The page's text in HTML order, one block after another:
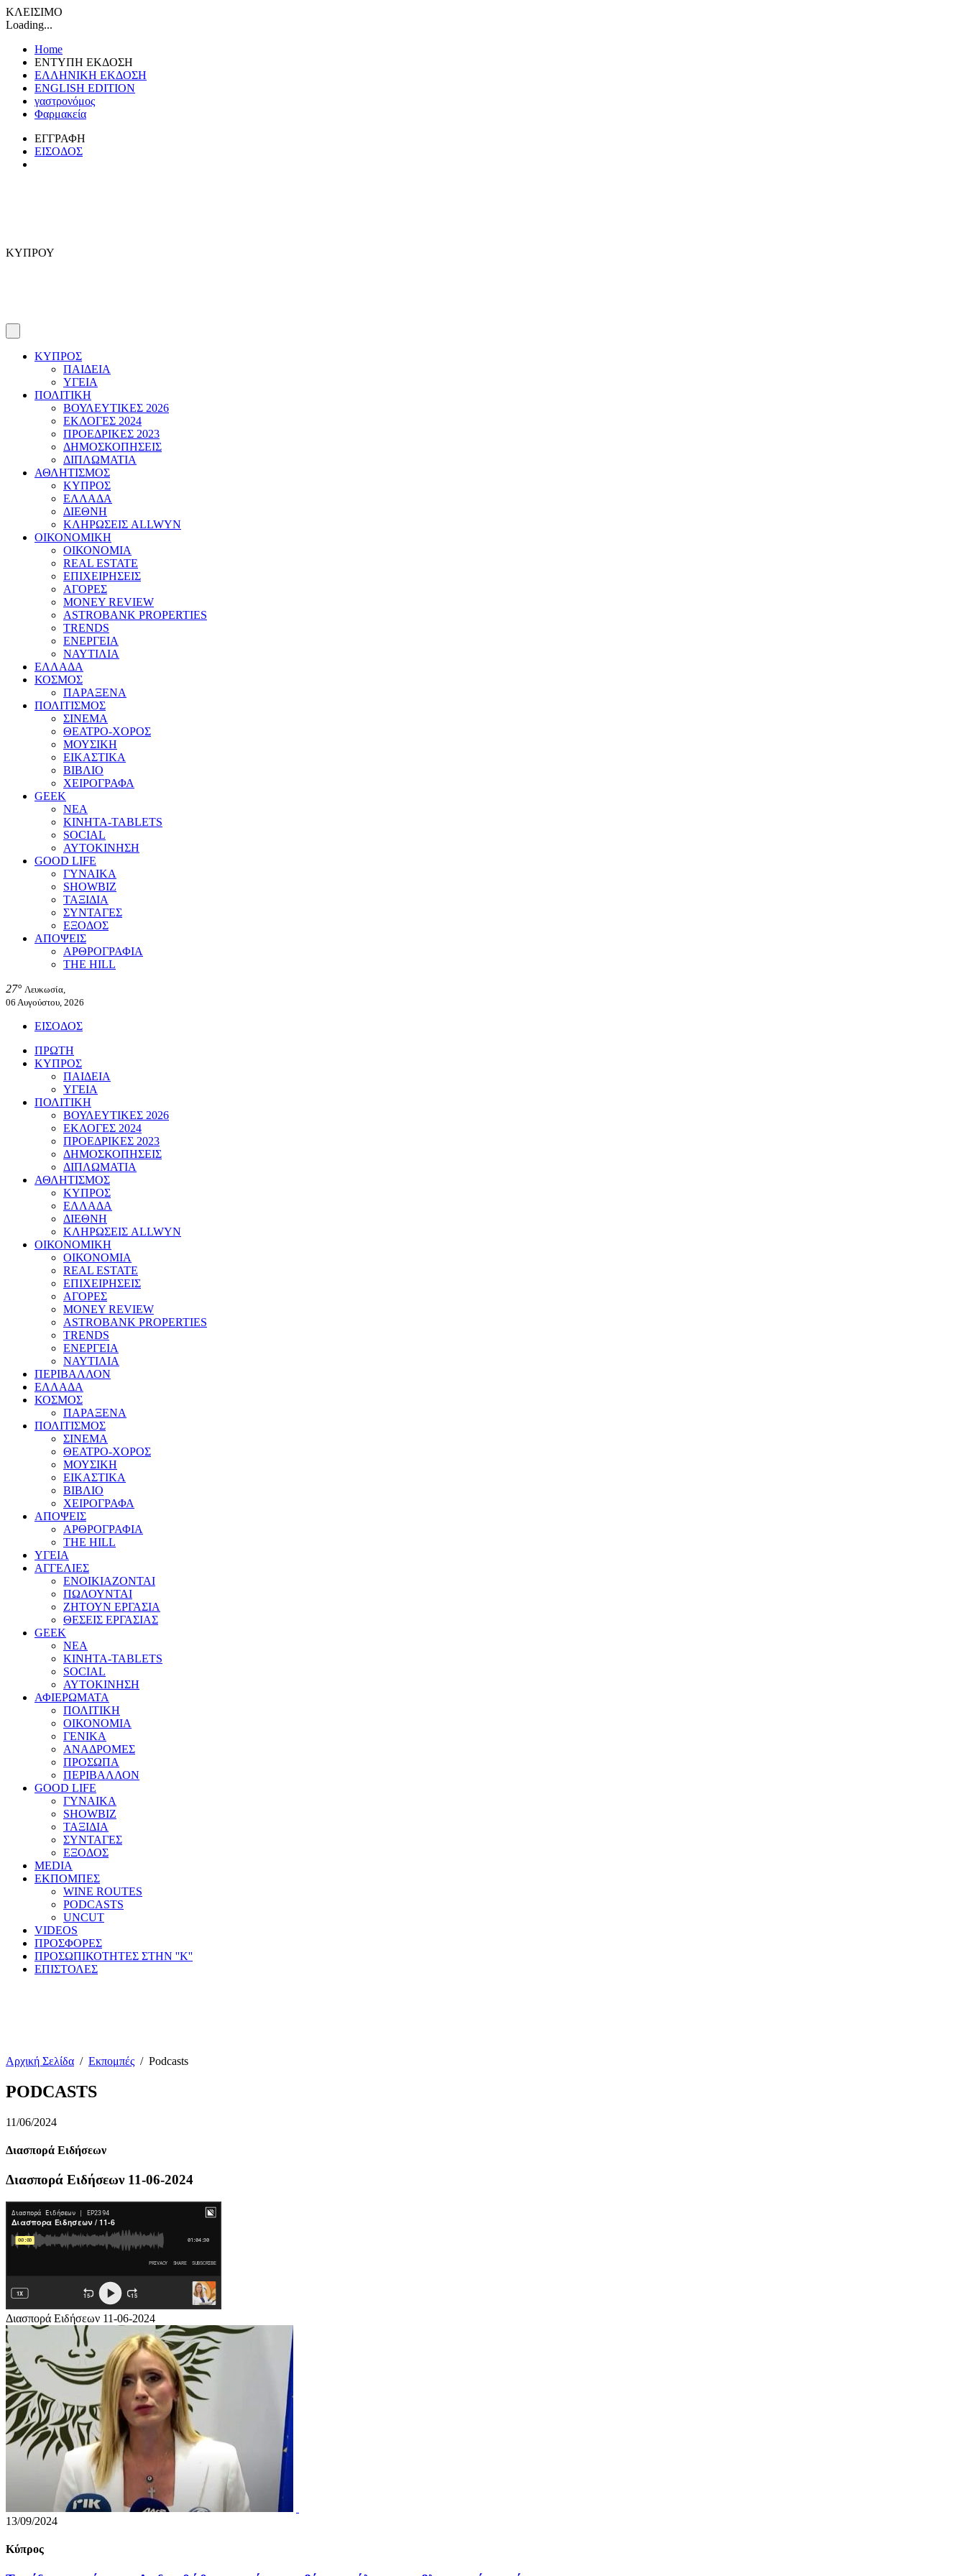
ΚΛΕΙΣΙΜΟ
Loading...
Home
ΕΝΤΥΠΗ ΕΚΔΟΣΗ
ΕΛΛΗΝΙΚΗ ΕΚΔΟΣΗ
ENGLISH EDITION
γαστρονόμος
Φαρμακεία
ΕΓΓΡΑΦΗ
ΕΙΣΟΔΟΣ
ΚΥΠΡΟΥ
ΚΥΠΡΟΣ
ΠΑΙΔΕΙΑ
ΥΓΕΙΑ
ΠΟΛΙΤΙΚΗ
ΒΟΥΛΕΥΤΙΚΕΣ 2026
ΕΚΛΟΓΕΣ 2024
ΠΡΟΕΔΡΙΚΕΣ 2023
ΔΗΜΟΣΚΟΠΗΣΕΙΣ
ΔΙΠΛΩΜΑΤΙΑ
ΑΘΛΗΤΙΣΜΟΣ
ΚΥΠΡΟΣ
ΕΛΛΑΔΑ
ΔΙΕΘΝΗ
ΚΛΗΡΩΣΕΙΣ ALLWYN
ΟΙΚΟΝΟΜΙΚΗ
ΟΙΚΟΝΟΜΙΑ
REAL ESTATE
ΕΠΙΧΕΙΡΗΣΕΙΣ
ΑΓΟΡΕΣ
MONEY REVIEW
ASTROBANK PROPERTIES
TRENDS
ΕΝΕΡΓΕΙΑ
ΝΑΥΤΙΛΙΑ
ΕΛΛΑΔΑ
ΚΟΣΜΟΣ
ΠΑΡΑΞΕΝΑ
ΠΟΛΙΤΙΣΜΟΣ
ΣΙΝΕΜΑ
ΘΕΑΤΡΟ-ΧΟΡΟΣ
ΜΟΥΣΙΚΗ
ΕΙΚΑΣΤΙΚΑ
ΒΙΒΛΙΟ
ΧΕΙΡΟΓΡΑΦΑ
GEEK
ΝΕΑ
ΚΙΝΗΤΑ-TABLETS
SOCIAL
ΑΥΤΟΚΙΝΗΣΗ
GOOD LIFE
ΓΥΝΑΙΚΑ
SHOWBIZ
ΤΑΞΙΔΙΑ
ΣΥΝΤΑΓΕΣ
ΕΞΟΔΟΣ
ΑΠΟΨΕΙΣ
ΑΡΘΡΟΓΡΑΦΙΑ
THE HILL
27° Λευκωσία,
06 Αυγούστου, 2026
ΕΙΣΟΔΟΣ
ΠΡΩΤΗ
ΚΥΠΡΟΣ
ΠΑΙΔΕΙΑ
ΥΓΕΙΑ
ΠΟΛΙΤΙΚΗ
ΒΟΥΛΕΥΤΙΚΕΣ 2026
ΕΚΛΟΓΕΣ 2024
ΠΡΟΕΔΡΙΚΕΣ 2023
ΔΗΜΟΣΚΟΠΗΣΕΙΣ
ΔΙΠΛΩΜΑΤΙΑ
ΑΘΛΗΤΙΣΜΟΣ
ΚΥΠΡΟΣ
ΕΛΛΑΔΑ
ΔΙΕΘΝΗ
ΚΛΗΡΩΣΕΙΣ ALLWYN
ΟΙΚΟΝΟΜΙΚΗ
ΟΙΚΟΝΟΜΙΑ
REAL ESTATE
ΕΠΙΧΕΙΡΗΣΕΙΣ
ΑΓΟΡΕΣ
MONEY REVIEW
ASTROBANK PROPERTIES
TRENDS
ΕΝΕΡΓΕΙΑ
ΝΑΥΤΙΛΙΑ
ΠΕΡΙΒΑΛΛΟΝ
ΕΛΛΑΔΑ
ΚΟΣΜΟΣ
ΠΑΡΑΞΕΝΑ
ΠΟΛΙΤΙΣΜΟΣ
ΣΙΝΕΜΑ
ΘΕΑΤΡΟ-ΧΟΡΟΣ
ΜΟΥΣΙΚΗ
ΕΙΚΑΣΤΙΚΑ
ΒΙΒΛΙΟ
ΧΕΙΡΟΓΡΑΦΑ
ΑΠΟΨΕΙΣ
ΑΡΘΡΟΓΡΑΦΙΑ
THE HILL
ΥΓΕΙΑ
ΑΓΓΕΛΙΕΣ
ΕΝΟΙΚΙΑΖΟΝΤΑΙ
ΠΩΛΟΥΝΤΑΙ
ΖΗΤΟΥΝ ΕΡΓΑΣΙΑ
ΘΕΣΕΙΣ ΕΡΓΑΣΙΑΣ
GEEK
ΝΕΑ
ΚΙΝΗΤΑ-TABLETS
SOCIAL
ΑΥΤΟΚΙΝΗΣΗ
ΑΦΙΕΡΩΜΑΤΑ
ΠΟΛΙΤΙΚΗ
ΟΙΚΟΝΟΜΙΑ
ΓΕΝΙΚΑ
ΑΝΑΔΡΟΜΕΣ
ΠΡΟΣΩΠΑ
ΠΕΡΙΒΑΛΛΟΝ
GOOD LIFE
ΓΥΝΑΙΚΑ
SHOWBIZ
ΤΑΞΙΔΙΑ
ΣΥΝΤΑΓΕΣ
ΕΞΟΔΟΣ
MEDIA
ΕΚΠΟΜΠΕΣ
WINE ROUTES
PODCASTS
UNCUT
VIDEOS
ΠΡΟΣΦΟΡΕΣ
ΠΡΟΣΩΠΙΚΟΤΗΤΕΣ ΣΤΗΝ ''Κ''
ΕΠΙΣΤΟΛΕΣ
Αρχική Σελίδα / Εκπομπές / Podcasts
PODCASTS
11/06/2024
Διασπορά Ειδήσεων
Διασπορά Ειδήσεων 11-06-2024
Διασπορά Ειδήσεων 11-06-2024
13/09/2024
Κύπρος